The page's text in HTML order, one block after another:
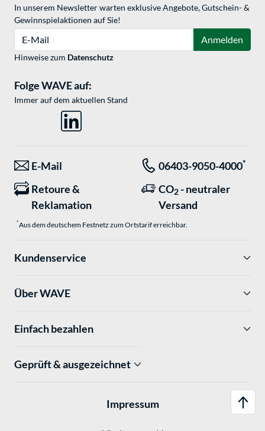
In unserem Newsletter warten exklusive Angebote, Gutschein- &
Gewinnspielaktionen auf Sie!
Anmelden
Hinweise zum Datenschutz
Folge WAVE auf:
Immer auf dem aktuellen Stand
E-Mail 06403-9050-4000*
Retoure &
Reklamation
CO2 - neutraler
Versand
*Aus dem deutschem Festnetz zum Ortstarif erreichbar.
Kundenservice
Über WAVE
Einfach bezahlen
Geprüft & ausgezeichnet
Impressum